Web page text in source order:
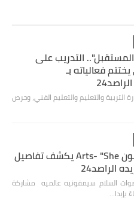
التدريب على
فعالياته بـ
التربية والتعليم والتعليم الفني، وحرص
مهرجان "هي الفنون Arts- "She يكشف تفاصيل
الراصد24
السلام سيمفونيه عالميه مشاركة
بإبدا…